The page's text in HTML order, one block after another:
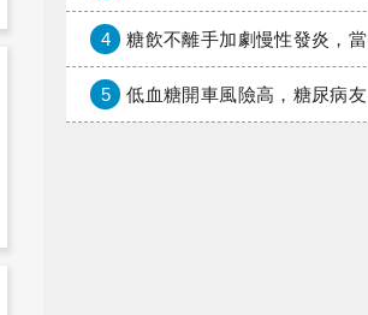
4 糖飲不離手加劇慢性發炎，當心老化與慢性病提早報到
5 低血糖開車風險高，糖尿病友上路必學的安全守則